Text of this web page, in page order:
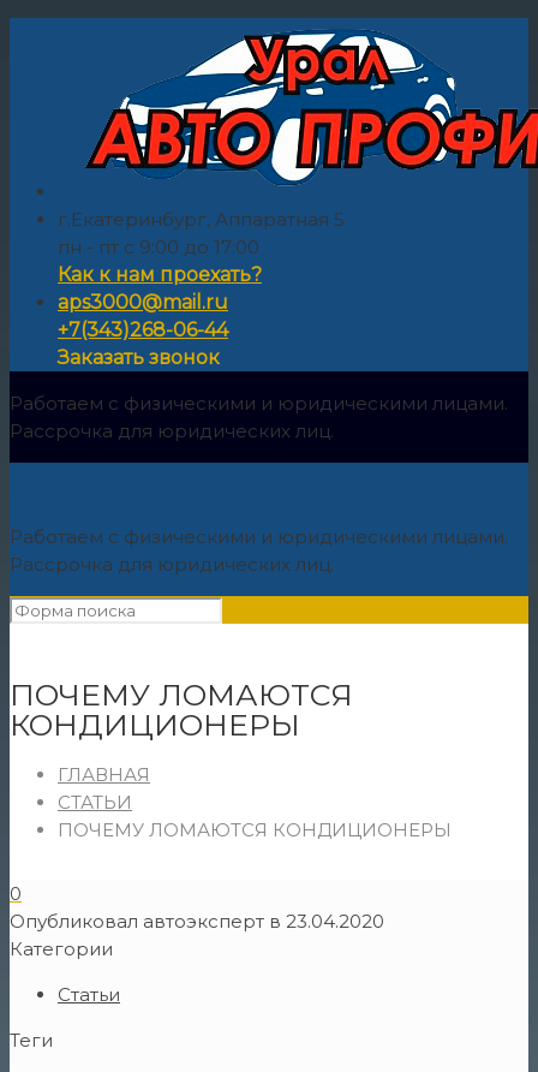
г.Екатеринбург, Аппаратная 5
пн - пт с 9:00 до 17:00
Как к нам проехать?
aps3000@mail.ru
+7(343)268-06-44
Заказать звонок
Работаем с физическими и юридическими лицами.
Рассрочка для юридических лиц.
Работаем с физическими и юридическими лицами.
Рассрочка для юридических лиц.
ПОЧЕМУ ЛОМАЮТСЯ
КОНДИЦИОНЕРЫ
ГЛАВНАЯ
СТАТЬИ
ПОЧЕМУ ЛОМАЮТСЯ КОНДИЦИОНЕРЫ
0
Опубликовал автоэксперт в 23.04.2020
Категории
Статьи
Теги